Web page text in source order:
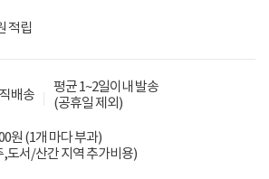
적립
배송
평균 1~2일이내 발송
(공휴일 제외)
원 (1개 마다 부과)
,도서/산간 지역 추가비용)